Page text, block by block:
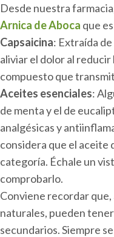
Desde nuestra
Arnica de Aboca que
Capsaicina: Extraída
aliviar el dolor al reducir
compuesto que
Aceites esenciales:
de menta y el de
analgésicas y
considera que el aceite
categoría. Échale un
comprobarlo.
Conviene recordar
naturales, pueden
secundarios. Siempre